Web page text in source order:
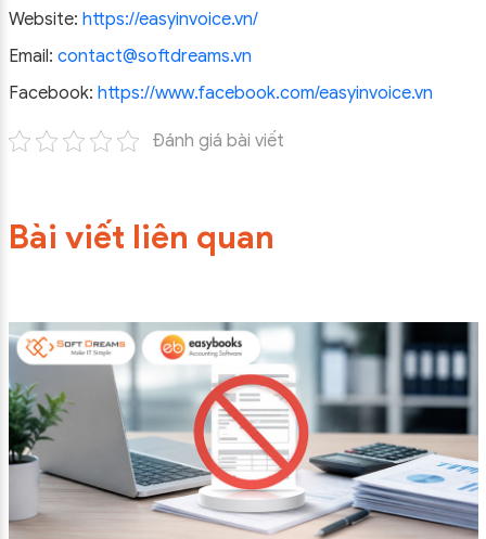
Website: https://easyinvoice.vn/
Email: contact@softdreams.vn
Facebook: https://www.facebook.com/easyinvoice.vn
Đánh giá bài viết
Bài viết liên quan